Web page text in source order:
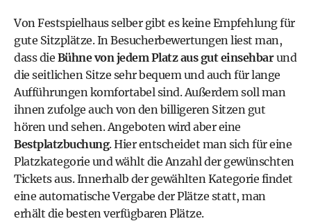
Von Festspielhaus selber gibt es keine Empfehlung für
gute Sitzplätze. In Besucherbewertungen liest man,
dass die Bühne von jedem Platz aus gut einsehbarund
die seitlichen Sitze sehr bequem und auch für lange
Aufführungen komfortabel sind. Außerdem soll man
ihnen zufolge auch von den billigeren Sitzen gut
hören und sehen. Angeboten wird aber eine
Bestplatzbuchung. Hier entscheidet man sich für eine
Platzkategorie und wählt die Anzahl der gewünschten
Tickets aus. Innerhalb der gewählten Kategorie findet
eine automatische Vergabe der Plätze statt, man
erhält die besten verfügbaren Plätze.